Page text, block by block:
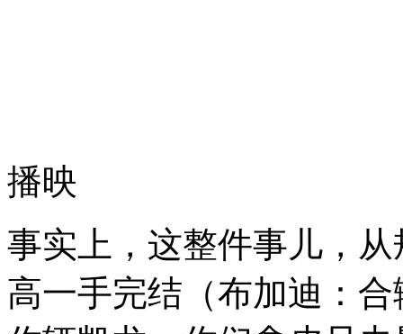
播映
事实上，这整件事儿，
高一手完结（布加迪：